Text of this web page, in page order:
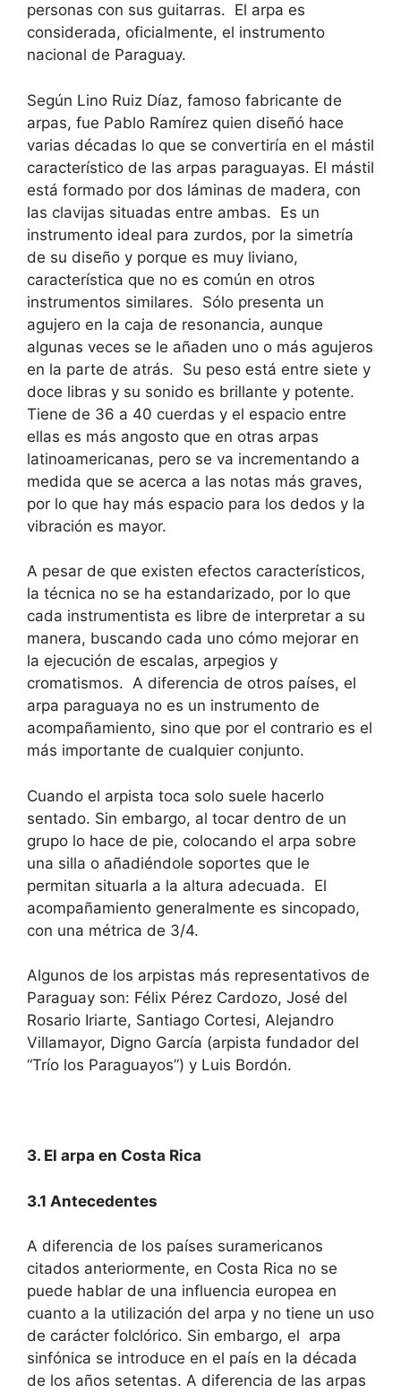
personas con sus guitarras. El arpa es
considerada, oficialmente, el instrumento
nacional de Paraguay.
Según Lino Ruiz Díaz, famoso fabricante de
arpas, fue Pablo Ramírez quien diseñó hace
varias décadas lo que se convertiría en el mástil
característico de las arpas paraguayas. El mástil
está formado por dos láminas de madera, con
las clavijas situadas entre ambas. Es un
instrumento ideal para zurdos, por la simetría
de su diseño y porque es muy liviano,
característica que no es común en otros
instrumentos similares. Sólo presenta un
agujero en la caja de resonancia, aunque
algunas veces se le añaden uno o más agujeros
en la parte de atrás. Su peso está entre siete y
doce libras y su sonido es brillante y potente.
Tiene de 36 a 40 cuerdas y el espacio entre
ellas es más angosto que en otras arpas
latinoamericanas, pero se va incrementando a
medida que se acerca a las notas más graves,
por lo que hay más espacio para los dedos y la
vibración es mayor.
A pesar de que existen efectos característicos,
la técnica no se ha estandarizado, por lo que
cada instrumentista es libre de interpretar a su
manera, buscando cada uno cómo mejorar en
la ejecución de escalas, arpegios y
cromatismos. A diferencia de otros países, el
arpa paraguaya no es un instrumento de
acompañamiento, sino que por el contrario es el
más importante de cualquier conjunto.
Cuando el arpista toca solo suele hacerlo
sentado. Sin embargo, al tocar dentro de un
grupo lo hace de pie, colocando el arpa sobre
una silla o añadiéndole soportes que le
permitan situarla a la altura adecuada. El
acompañamiento generalmente es sincopado,
con una métrica de 3/4.
Algunos de los arpistas más representativos de
Paraguay son: Félix Pérez Cardozo, José del
Rosario Iriarte, Santiago Cortesi, Alejandro
Villamayor, Digno García (arpista fundador del
“Trío los Paraguayos”) y Luis Bordón.
3. El arpa en Costa Rica
3.1 Antecedentes
A diferencia de los países suramericanos
citados anteriormente, en Costa Rica no se
puede hablar de una influencia europea en
cuanto a la utilización del arpa y no tiene un uso
de carácter folclórico. Sin embargo, el arpa
sinfónica se introduce en el país en la década
de los años setentas. A diferencia de las arpas